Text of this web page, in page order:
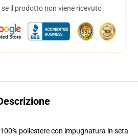
il prodotto non viene ricevuto
poliestere con impugnatura in seta